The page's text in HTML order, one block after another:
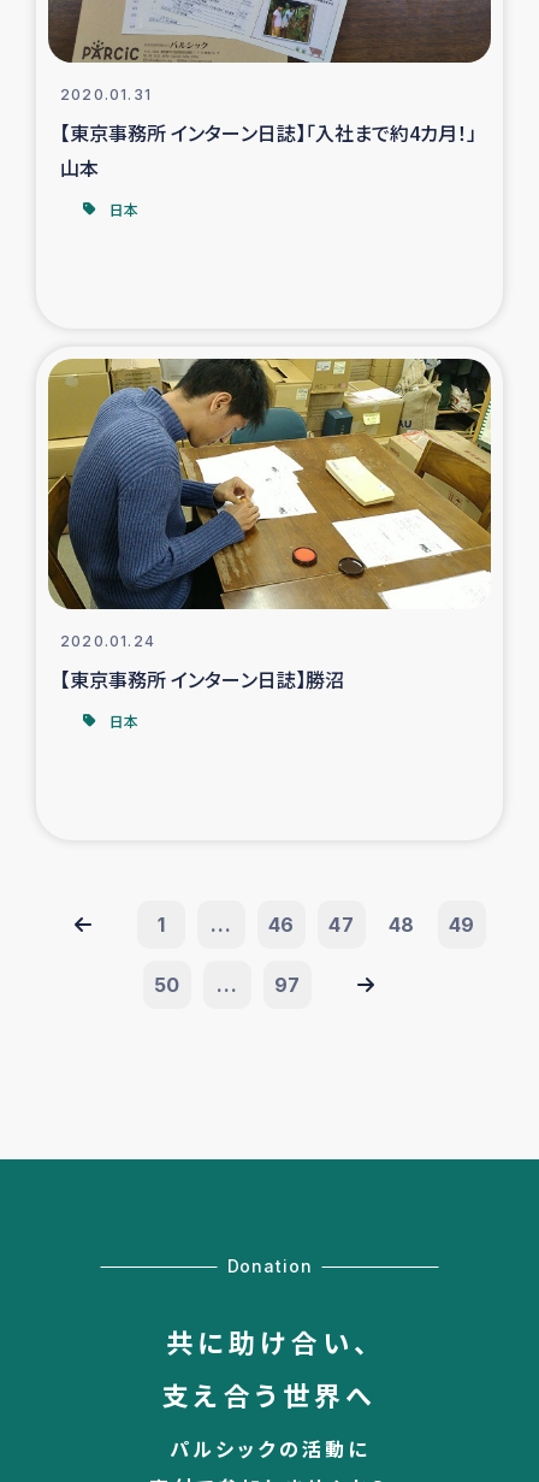
2020.01.31
【東京事務所 インターン日誌】「入社まで約4カ月！」
山本
日本
2020.01.24
【東京事務所 インターン日誌】勝沼
日本
1 ... 46 47 48 49
50 ... 97
Donation
共に助け合い、
支え合う世界へ
パルシックの活動に